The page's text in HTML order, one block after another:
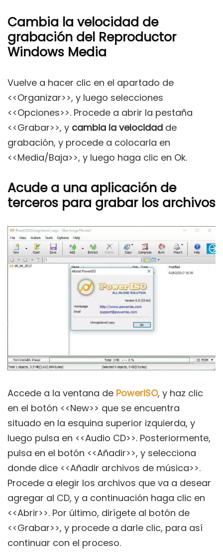
Cambia la velocidad de
grabación del Reproductor
Windows Media
Vuelve a hacer clic en el apartado de
<<Organizar>>, y luego selecciones
<<Opciones>>. Procede a abrir la pestaña
<<Grabar>>, y cambia la velocidad de
grabación, y procede a colocarla en
<<Media/Baja>>, y luego haga clic en Ok.
Acude a una aplicación de
terceros para grabar los archivos
Accede a la ventana de PowerISO, y haz clic
en el botón <<New>> que se encuentra
situado en la esquina superior izquierda, y
luego pulsa en <<Audio CD>>. Posteriormente,
pulsa en el botón <<Añadir>>, y selecciona
donde dice <<Añadir archivos de música>>.
Procede a elegir los archivos que va a desear
agregar al CD, y a continuación haga clic en
<<Abrir>>. Por último, dirígete al botón de
<<Grabar>>, y procede a darle clic, para así
continuar con el proceso.